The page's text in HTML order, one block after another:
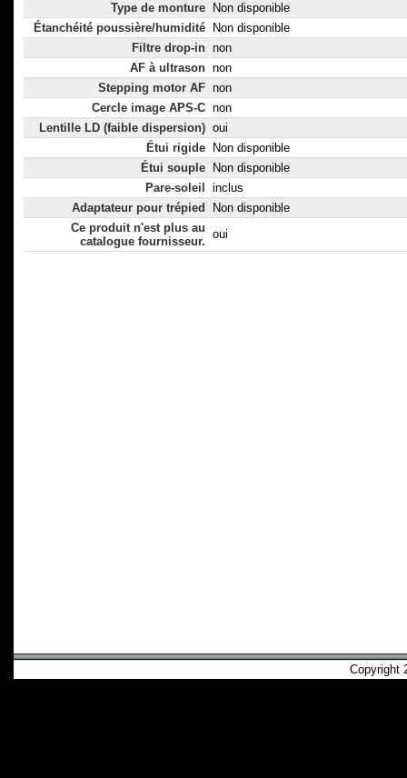
Type de monture
Non disponible
Étanchéité poussière/humidité
Non disponible
Filtre drop-in non
AF à ultrason non
Stepping motor AF non
Cercle image APS-C non
Lentille LD (faible dispersion) oui
Étui rigide
Non disponible
Étui souple
Non disponible
Pare-soleil
inclus
Adaptateur pour trépied
Non disponible
Ce produit n'est plus au
catalogue fournisseur.
oui
Copyright